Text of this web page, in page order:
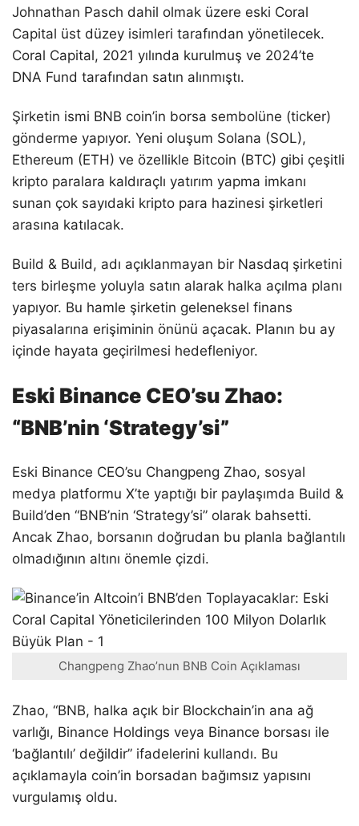
Johnathan Pasch dahil olmak üzere eski Coral
Capital üst düzey isimleri tarafından yönetilecek.
Coral Capital, 2021 yılında kurulmuş ve 2024’te
DNA Fund tarafından satın alınmıştı.
Şirketin ismi BNB coin’in borsa sembolüne (ticker)
gönderme yapıyor. Yeni oluşum Solana (SOL),
Ethereum (ETH) ve özellikle Bitcoin (BTC) gibi çeşitli
kripto paralara kaldıraçlı yatırım yapma imkanı
sunan çok sayıdaki kripto para hazinesi şirketleri
arasına katılacak.
Build & Build, adı açıklanmayan bir Nasdaq şirketini
ters birleşme yoluyla satın alarak halka açılma planı
yapıyor. Bu hamle şirketin geleneksel finans
piyasalarına erişiminin önünü açacak. Planın bu ay
içinde hayata geçirilmesi hedefleniyor.
Eski Binance CEO’su Zhao:
“BNB’nin ‘Strategy’si”
Eski Binance CEO’su Changpeng Zhao, sosyal
medya platformu X’te yaptığı bir paylaşımda Build &
Build’den “BNB’nin ‘Strategy’si” olarak bahsetti.
Ancak Zhao, borsanın doğrudan bu planla bağlantılı
olmadığının altını önemle çizdi.
Changpeng Zhao’nun BNB Coin Açıklaması
Zhao, “BNB, halka açık bir Blockchain’in ana ağ
varlığı, Binance Holdings veya Binance borsası ile
‘bağlantılı’ değildir” ifadelerini kullandı. Bu
açıklamayla coin’in borsadan bağımsız yapısını
vurgulamış oldu.